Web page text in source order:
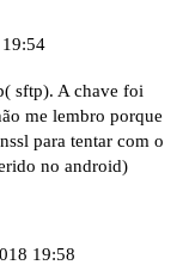
sftp). A chave foi
me lembro porque
para tentar com o
no android)
19:58